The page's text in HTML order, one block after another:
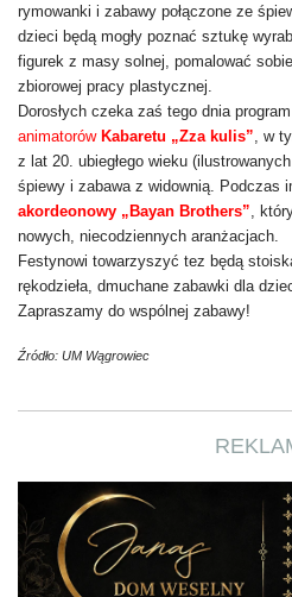
rymowanki i zabawy połączone ze
dzieci będą mogły poznać sztukę
figurek z masy solnej, pomalować
zbiorowej pracy plastycznej.
Dorosłych czeka zaś tego dnia
animatorów Kabaretu „Zza kulis” , w
z lat 20. ubiegłego wieku
śpiewy i zabawa z widownią. Podczas
akordeonowy „Bayan Brothers” ,
nowych, niecodziennych aranżacjach.
Festynowi towarzyszyć tez będą
rękodzieła, dmuchane zabawki dla
Zapraszamy do wspólnej zabawy!
Źródło: UM Wągrowiec